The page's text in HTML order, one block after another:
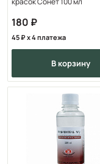
180
45 x 4 платежа
в корзину